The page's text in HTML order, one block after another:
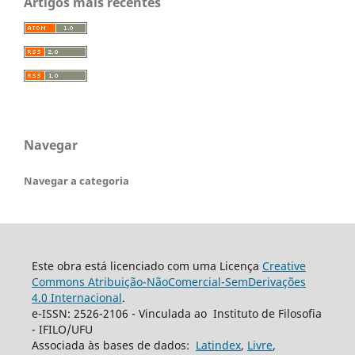
Navegar
Navegar a categoria
Este obra está licenciado com uma Licença Creative
Commons Atribuição-NãoComercial-SemDerivações
4.0 Internacional.
e-ISSN: 2526-2106 - Vinculada ao Instituto de Filosofia
- IFILO/UFU
Associada às bases de dados: Latindex, Livre,